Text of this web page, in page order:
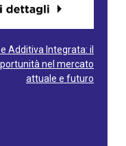
Additiva Integrata: il
nel mercato
attuale e futuro